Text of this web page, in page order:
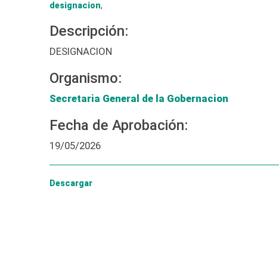
designacion,
Descripción:
DESIGNACION
Organismo:
Secretaria General de la Gobernacion
Fecha de Aprobación:
19/05/2026
Descargar